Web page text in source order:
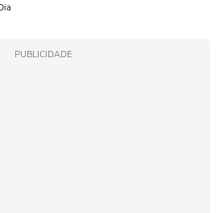
PUBLICIDADE